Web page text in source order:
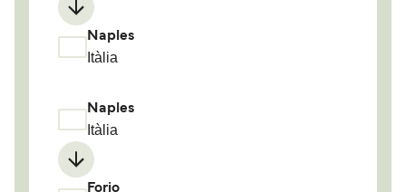
Naples
Itàlia
Naples
Itàlia
Forio